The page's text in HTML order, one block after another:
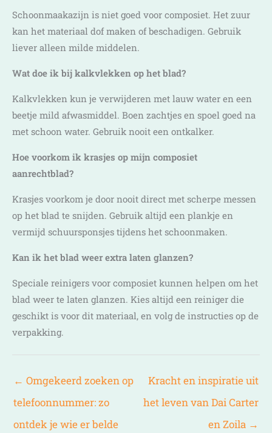
Schoonmaakazijn is niet goed voor composiet. Het zuur
kan het materiaal dof maken of beschadigen. Gebruik
liever alleen milde middelen.
Wat doe ik bij kalkvlekken op het blad?
Kalkvlekken kun je verwijderen met lauw water en een
beetje mild afwasmiddel. Boen zachtjes en spoel goed na
met schoon water. Gebruik nooit een ontkalker.
Hoe voorkom ik krasjes op mijn composiet
aanrechtblad?
Krasjes voorkom je door nooit direct met scherpe messen
op het blad te snijden. Gebruik altijd een plankje en
vermijd schuursponsjes tijdens het schoonmaken.
Kan ik het blad weer extra laten glanzen?
Speciale reinigers voor composiet kunnen helpen om het
blad weer te laten glanzen. Kies altijd een reiniger die
geschikt is voor dit materiaal, en volg de instructies op de
verpakking.
← Omgekeerd zoeken op
telefoonnummer: zo
ontdek je wie er belde
Kracht en inspiratie uit
het leven van Dai Carter
en Zoila →